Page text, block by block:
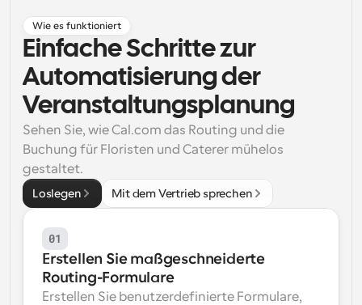
Supercharged Planung mit KI-gestützten Anrufen
Arbeitsabläufe
Automatisieren Sie die Planung und Erinnerungen
Blog
Bleiben Sie auf dem Laufenden über die neuesten
Nachrichten und Updates.
Sofortige Besprechungen
Treffen Sie sich in wenigen Minuten mit Kunden
Dynamische Gruppenlinks
Webhooks
Erhalten Sie eine Benachrichtigung, wenn etwas
passiert
Wie es funktioniert
Einfache Schritte zur
Automatisierung der
Veranstaltungsplanung
Sehen Sie, wie Cal.com das Routing und die
Buchung für Floristen und Caterer mühelos
gestaltet.
Loslegen Mit dem Vertrieb sprechen
01
Erstellen Sie maßgeschneiderte
Routing-Formulare
Erstellen Sie benutzerdefinierte Formulare,